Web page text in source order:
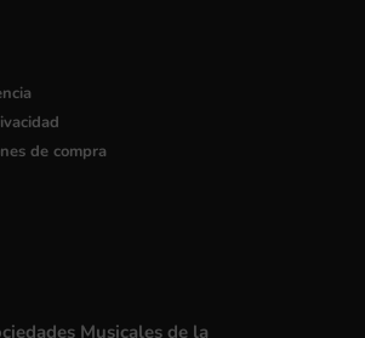
de compra
Musicales de la